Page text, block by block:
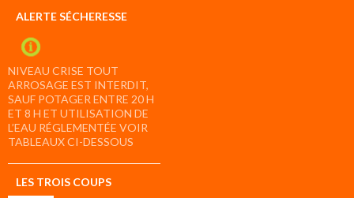
ALERTE SÉCHERESSE
NIVEAU CRISE TOUT
ARROSAGE EST INTERDIT,
SAUF POTAGER ENTRE 20 H
ET 8 H ET UTILISATION DE
L’EAU RÉGLEMENTÉE VOIR
TABLEAUX CI-DESSOUS
LES TROIS COUPS